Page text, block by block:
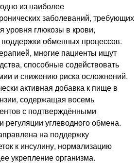
из наиболее
заболеваний, требующих
уровня глюкозы в крови,
поддержки обменных процессов.
многие пациенты ищут
способные содействовать
и снижению риска осложнений.
активная добавка к пище в
содержащая восемь
с подтверждёнными
регуляции углеводного обмена.
на поддержку
к инсулину, нормализацию
укрепление организма.